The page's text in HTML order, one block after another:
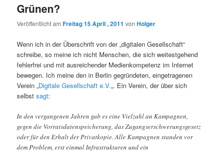
Grünen?
Veröffentlicht amFreitag 15 April , 2011 vonHolger
Wenn ich in der Überschrift von der „digitalen Gesellschaft“
schreibe, so meine ich nicht Menschen, die sich weitestgehend
fehlerfrei und mit ausreichender Medienkompetenz im Internet
bewegen. Ich meine den in Berlin gegründeten, eingetragenen
Verein „Digitale Gesellschaft e.V.„. Ein Verein, der über sich
selbstsagt:
In den vergangenen Jahren gab es eine Vielzahl an Kampagnen,
gegen die Vorratsdatenspeicherung, das Zugangserschwerungsgesetz
oder für den Erhalt der Privatkopie. Alle Kampagnen standen vor
dem Problem, erst einmal Infrastrukturen und ein